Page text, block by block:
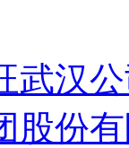
武汉公
股份